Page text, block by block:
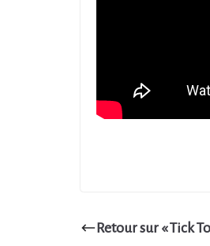
Retour sur « Tick